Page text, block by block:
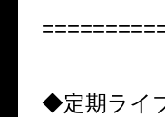
◆定期ライ